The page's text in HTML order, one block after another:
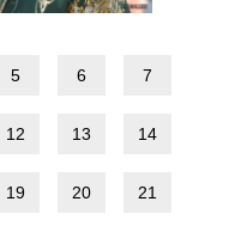
5 6 7
12 13 14
19 20 21